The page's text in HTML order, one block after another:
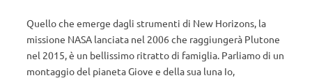
Quello che emerge dagli strumenti di New Horizons, la
missione NASA lanciata nel 2006 che raggiungerà Plutone
nel 2015, è un bellissimo ritratto di famiglia. Parliamo di un
montaggio del pianeta Giove e della sua luna Io,